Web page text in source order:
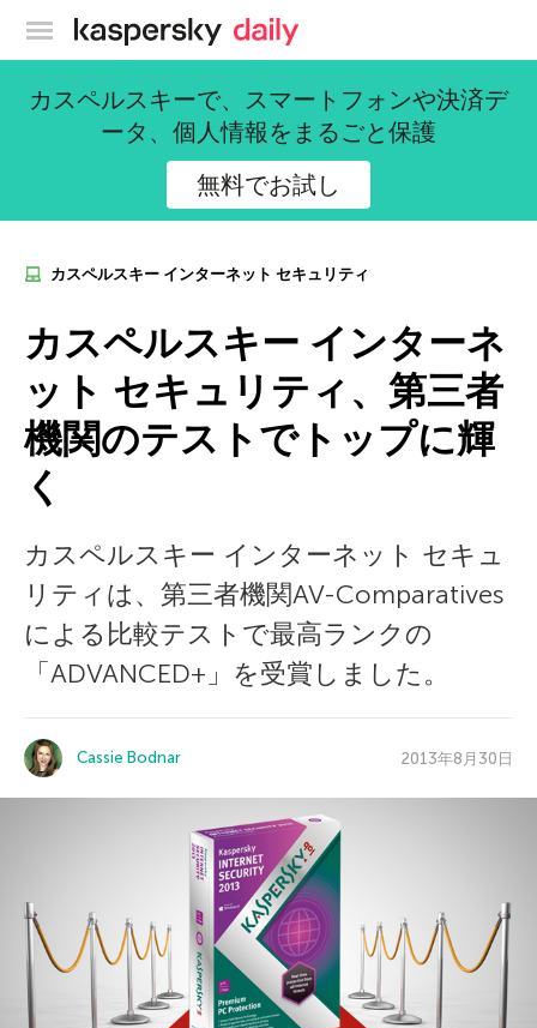
カスペルスキー公式ブログ
カスペルスキーで、スマートフォンや決済デ
ータ、個人情報をまるごと保護
無料でお試し
カスペルスキー インターネット セキュリティ
カスペルスキー インターネ
ット セキュリティ、第三者
機関のテストでトップに輝
く
カスペルスキー インターネット セキュ
リティは、第三者機関AV-Comparatives
による比較テストで最高ランクの
「ADVANCED+」を受賞しました。
Cassie Bodnar 2013年8月30日